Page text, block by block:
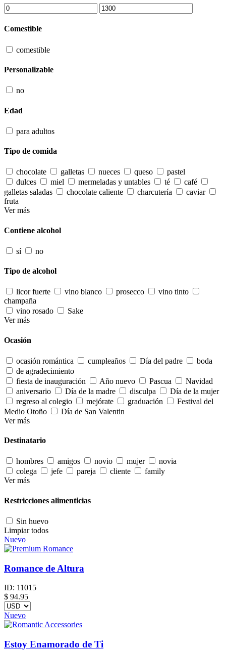
Comestible
comestible
Personalizable
no
Edad
para adultos
Tipo de comida
chocolate galletas nueces queso
pastel
dulces
miel mermeladas y untables té
café
galletas saladas
chocolate caliente charcutería
caviar
fruta
Ver más
Contiene alcohol
sí no
Tipo de alcohol
licor fuerte vino blanco prosecco
vino tinto
champaña
vino rosado
Sake
Ver más
Ocasión
ocasión romántica cumpleaños Día del padre
boda
de agradecimiento
fiesta de inauguración
Año nuevo Pascua
Navidad
aniversario
Día de la madre disculpa
Día de la mujer
regreso al colegio
mejórate graduación
Festival del
Medio Otoño
Día de San Valentin
Ver más
Destinatario
hombres amigos novio mujer
novia
colega
jefe pareja cliente
family
Ver más
Restricciones alimenticias
Sin huevo
Limpiar todos
Nuevo
Romance de Altura
ID: 11015
$ 94.95
Nuevo
Estoy Enamorado de Ti